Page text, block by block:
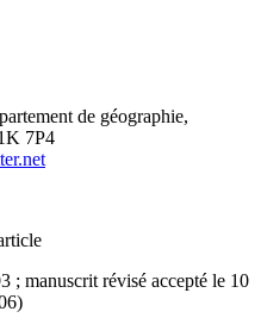
de géographie,
7P4
; manuscrit révisé accepté le 10